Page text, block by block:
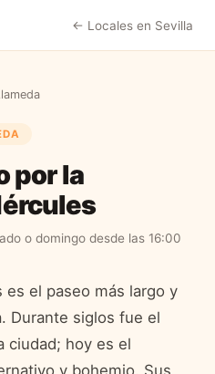
← Locales en Sevilla
por la
o domingo desde las 16:00
es el paseo más largo y
Durante siglos fue el
ciudad; hoy es el
y bohemio. Sus